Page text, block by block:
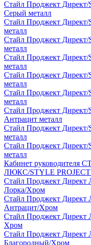
Стайл Проджект Директ/
Серый металл
Стайл Проджект Директ/
металл
Стайл Проджект
металл
Стайл Проджект
металл
Стайл Проджект Директ/
металл
Стайл Проджект
металл
Стайл Проджект Директ/
Антрацит металл
Стайл Проджект Директ/
металл
Стайл Проджект
металл
Кабинет
ЛЮКС/STYLE
Стайл Проджект Директ
Лорка/Хром
Стайл Проджект Директ
Антрацит/Хром
Стайл Проджект Директ
Хром
Стайл Проджект Директ
Благородный/Хром